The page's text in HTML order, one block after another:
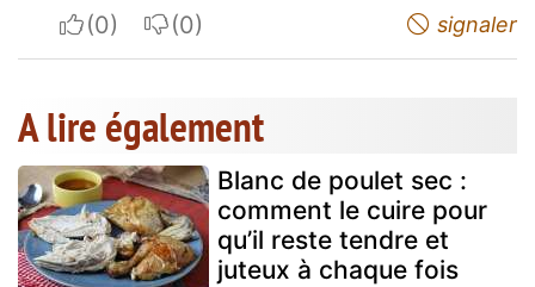
I apreciateI do not appreciate signaler
A lire également
Blanc de poulet sec :
comment le cuire pour
qu’il reste tendre et
juteux à chaque fois